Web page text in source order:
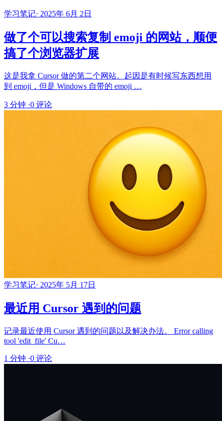
学习笔记· 2025年 6月 2日
做了个可以搜索复制 emoji 的网站，顺便
搞了个浏览器扩展
这是我拿 Cursor 做的第二个网站。起因是有时候写东西想用
到 emoji，但是 Windows 自带的 emoji …
3 分钟 ·0 评论
学习笔记· 2025年 5月 17日
最近用 Cursor 遇到的问题
记录最近使用 Cursor 遇到的问题以及解决办法。 Error calling
tool 'edit_file' Cu…
1 分钟 ·0 评论